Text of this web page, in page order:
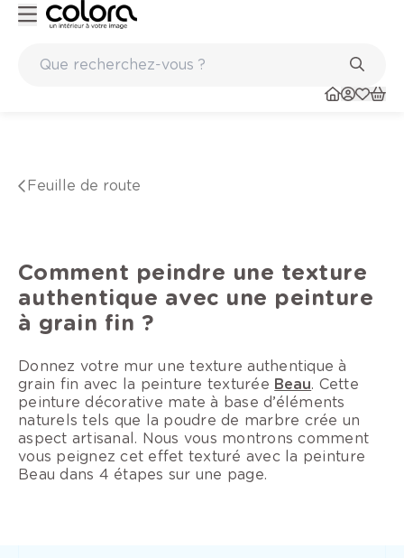
Feuille de route
Comment peindre une texture
authentique avec une peinture
à grain fin ?
Donnez votre mur une texture authentique à
grain fin avec la peinture texturée Beau. Cette
peinture décorative mate à base d’éléments
naturels tels que la poudre de marbre crée un
aspect artisanal. Nous vous montrons comment
vous peignez cet effet texturé avec la peinture
Beau dans 4 étapes sur une page.